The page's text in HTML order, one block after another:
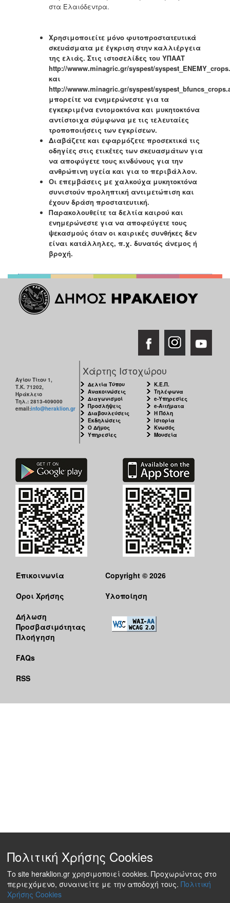
στα Ελαιόδεντρα.
Χρησιμοποιείτε μόνο φυτοπροστατευτικά
σκευάσματα με έγκριση στην καλλιέργεια
της ελιάς. Στις ιστοσελίδες του ΥΠΑΑΤ
http://wwww.minagric.gr/syspest/
και
http://wwww.minagric.gr/syspest/
μπορείτε να ενημερώνεστε για τα
εγκεκριμένα εντομοκτόνα και μυκητοκτόνα
αντίστοιχα σύμφωνα με τις τελευταίες
τροποποιήσεις των εγκρίσεων.
Διαβάζετε και εφαρμόζετε προσεκτικά τις
οδηγίες στις ετικέτες των σκευασμάτων για
να αποφύγετε τους κινδύνους για την
ανθρώπινη υγεία και για το περιβάλλον.
Οι επεμβάσεις με χαλκούχα μυκητοκτόνα
συνιστούν προληπτική αντιμετώπιση και
έχουν δράση προστατευτική.
Παρακολουθείτε τα δελτία καιρού και
ενημερώνεστε για να αποφεύγετε τους
ψεκασμούς όταν οι καιρικές συνθήκες δεν
είναι κατάλληλες, π.χ. δυνατός άνεμος ή
βροχή.
Αγίου Τίτου 1,
Τ.Κ. 71202,
Ηράκλειο
Τηλ.: 2813-409000
email:info@heraklion.gr
Χάρτης Ιστοχώρου
Δελτία Τύπου
Ανακοινώσεις
Διαγωνισμοί
Προσλήψεις
Διαβουλεύσεις
Εκδηλώσεις
Ο Δήμος
Υπηρεσίες
Κ.Ε.Π.
Τηλέφωνα
e-Υπηρεσίες
e-Αιτήματα
Η Πόλη
Ιστορία
Κνωσός
Μουσεία
Επικοινωνία
Όροι Χρήσης
Δήλωση
Προσβασιμότητας
Πλοήγηση
FAQs
RSS
Copyright © 2026
Υλοποίηση
Πολιτική Χρήσης Cookies
Το site heraklion.gr χρησιμοποιεί cookies. Προχωρώντας στο
περιεχόμενο, συναινείτε με την αποδοχή τους. Πολιτική
Χρήσης Cookies